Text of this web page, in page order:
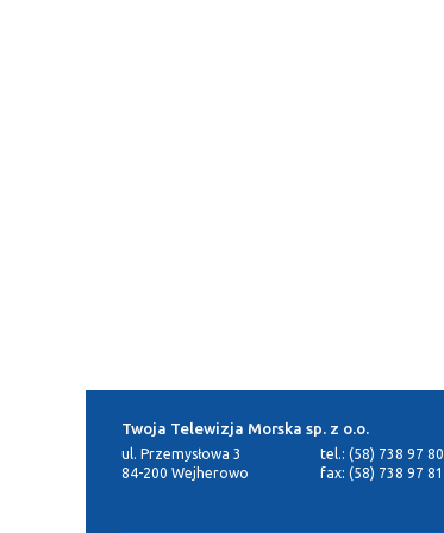
Twoja Telewizja Morska sp. z o.o.
ul. Przemysłowa 3
84-200 Wejherowo
tel.: (58) 738 97 80
fax: (58) 738 97 81